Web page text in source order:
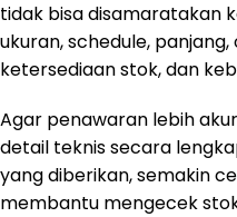
tidak bisa disamaratakan
ukuran, schedule,
ketersediaan stok, dan
Agar penawaran lebih
detail teknis secara
yang diberikan, semakin
membantu mengecek